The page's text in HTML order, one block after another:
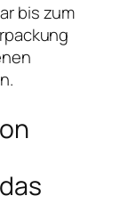
bis zum